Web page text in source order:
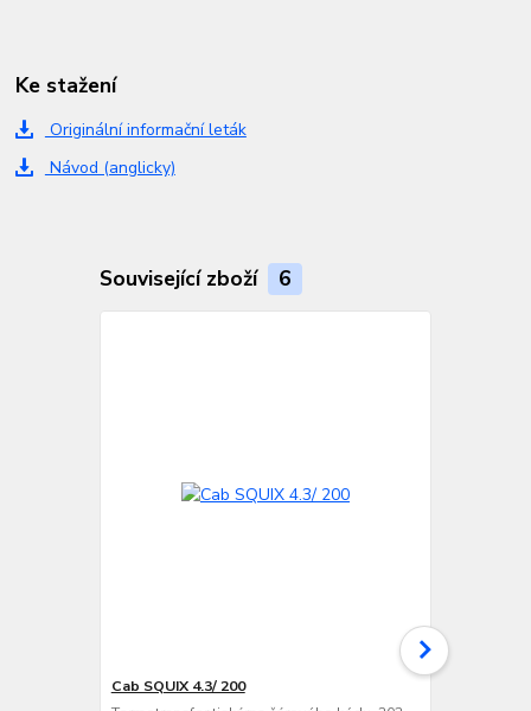
Ke stažení
Originální informační leták
Návod (anglicky)
Související zboží 6
Cab SQUIX 4.3/ 200